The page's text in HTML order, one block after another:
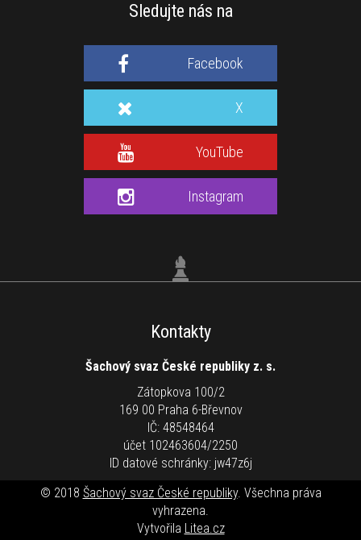
Sledujte nás na
Facebook
X
YouTube
Instagram
Kontakty
Šachový svaz České republiky z. s.
Zátopkova 100/2
169 00 Praha 6-Břevnov
IČ: 48548464
účet 102463604/2250
ID datové schránky: jw47z6j
© 2018 Šachový svaz České republiky. Všechna práva
vyhrazena.
Vytvořila Litea.cz